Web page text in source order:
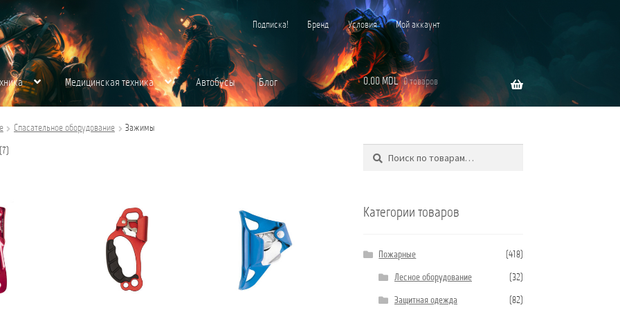
Подписка! Бренд Условия Мой аккаунт
Медицинская техника Автобусы Блог
Корзина Магазин
для вас
0,00MDL 0 товаров
Спасательное оборудование Зажимы
Искать:
Поиск
Категории товаров
Пожарные (418)
Лесное оборудование (32)
Защитная одежда (82)